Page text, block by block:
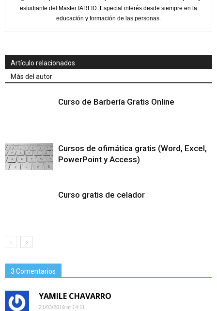
estudiante del Master IARFID. Especial interés desde siempre en la
educación y formación de las personas.
Artículo relacionados
Más del autor
Curso de Barbería Gratis Online
Cursos de ofimática gratis (Word, Excel,
PowerPoint y Access)
Curso gratis de celador
3 Comentarios
YAMILE CHAVARRO
21/03/2019 at 14:11